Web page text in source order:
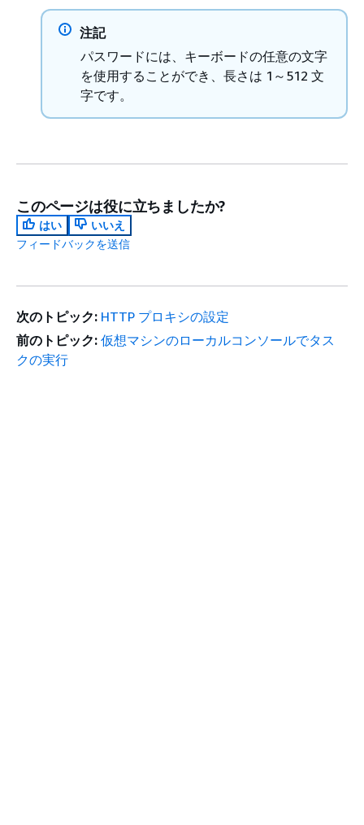
注記
パスワードには、キーボードの任意の文字
を使用することができ、長さは 1～512 文
字です。
このページは役に立ちましたか?
はい
いいえ
フィードバックを送信
次のトピック: HTTP プロキシの設定
前のトピック: 仮想マシンのローカルコンソールでタス
クの実行